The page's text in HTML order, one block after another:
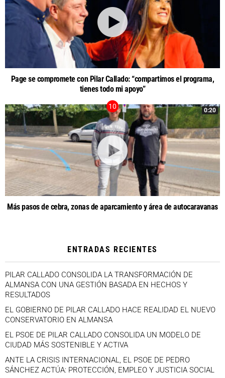
Page se compromete con Pilar Callado: “compartimos el programa,
tienes todo mi apoyo”
0:20
Más pasos de cebra, zonas de aparcamiento y área de autocaravanas
ENTRADAS RECIENTES
PILAR CALLADO CONSOLIDA LA TRANSFORMACIÓN DE
ALMANSA CON UNA GESTIÓN BASADA EN HECHOS Y
RESULTADOS
EL GOBIERNO DE PILAR CALLADO HACE REALIDAD EL NUEVO
CONSERVATORIO EN ALMANSA
EL PSOE DE PILAR CALLADO CONSOLIDA UN MODELO DE
CIUDAD MÁS SOSTENIBLE Y ACTIVA
ANTE LA CRISIS INTERNACIONAL, EL PSOE DE PEDRO
SÁNCHEZ ACTÚA: PROTECCIÓN, EMPLEO Y JUSTICIA SOCIAL